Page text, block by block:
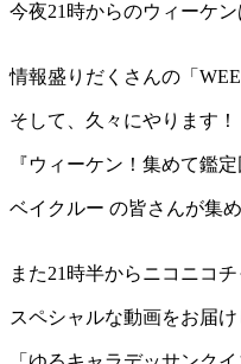
今夜21時からのウィーケン
情報盛りだくさんの「
そして、久々にやります！
『ウィーケン！集めて鑑定
ベイクルー の皆さんが集
また21時半からニコニコチ
スペシャルな動画をお届け